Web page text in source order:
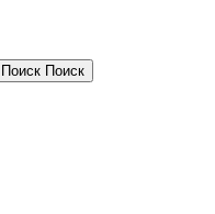
Поиск Поиск